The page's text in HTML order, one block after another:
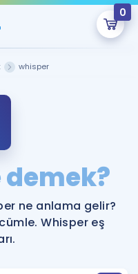
0
Boş.
onlarca eğitim seni
whisper
demek?
ne anlama gelir?
Whisper eş